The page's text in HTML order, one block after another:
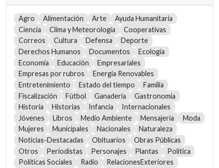
Agro Alimentación Arte
Ayuda Humanitaria
Ciencia
Clima y Meteorología
Cooperativas
Correos
Cultura Defensa
Deporte
Derechos Humanos
Documentos
Ecología
Economía
Educación
Empresariales
Empresas por rubros
Energía Renovables
Entretenimiento
Estado del tiempo
Familia
Fiscalización
Fútbol Ganadería
Gastronomía
Historia
Historias Infancia
Internacionales
Jóvenes
Libros Medio Ambiente Mensajería
Moda
Mujeres
Municipales Nacionales
Naturaleza
Noticias-Destacadas
Obituarios
Obras Públicas
Otros
Periodistas Personajes Plantas
Política
Políticas Sociales
Radio
RelacionesExteriores